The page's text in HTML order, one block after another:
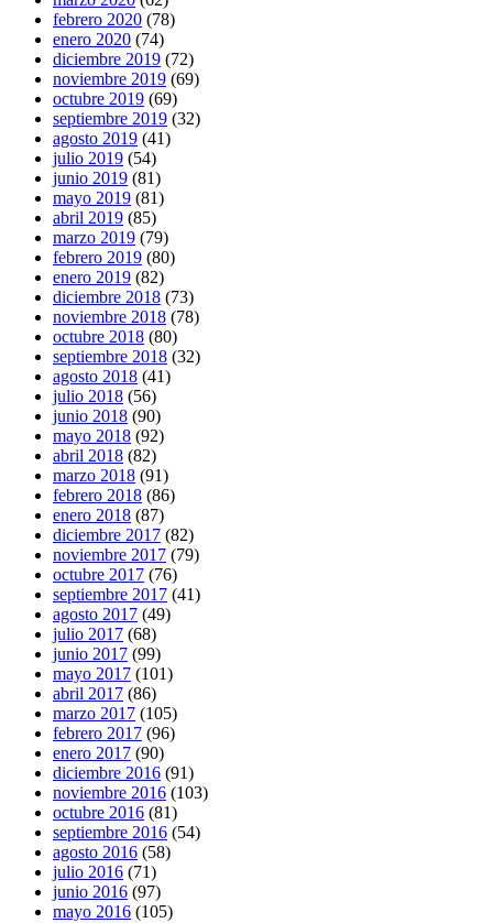
febrero 2020 (78)
enero 2020 (74)
diciembre 2019 (72)
noviembre 2019 (69)
octubre 2019 (69)
septiembre 2019 (32)
agosto 2019 (41)
julio 2019 (54)
junio 2019 (81)
mayo 2019 (81)
abril 2019 (85)
marzo 2019 (79)
febrero 2019 (80)
enero 2019 (82)
diciembre 2018 (73)
noviembre 2018 (78)
octubre 2018 (80)
septiembre 2018 (32)
agosto 2018 (41)
julio 2018 (56)
junio 2018 (90)
mayo 2018 (92)
abril 2018 (82)
marzo 2018 (91)
febrero 2018 (86)
enero 2018 (87)
diciembre 2017 (82)
noviembre 2017 (79)
octubre 2017 (76)
septiembre 2017 (41)
agosto 2017 (49)
julio 2017 (68)
junio 2017 (99)
mayo 2017 (101)
abril 2017 (86)
marzo 2017 (105)
febrero 2017 (96)
enero 2017 (90)
diciembre 2016 (91)
noviembre 2016 (103)
octubre 2016 (81)
septiembre 2016 (54)
agosto 2016 (58)
julio 2016 (71)
junio 2016 (97)
mayo 2016 (105)